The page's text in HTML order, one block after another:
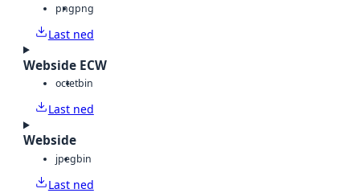
pngpng
Last ned
Webside ECW
octetbin
Last ned
Webside
jpegbin
Last ned